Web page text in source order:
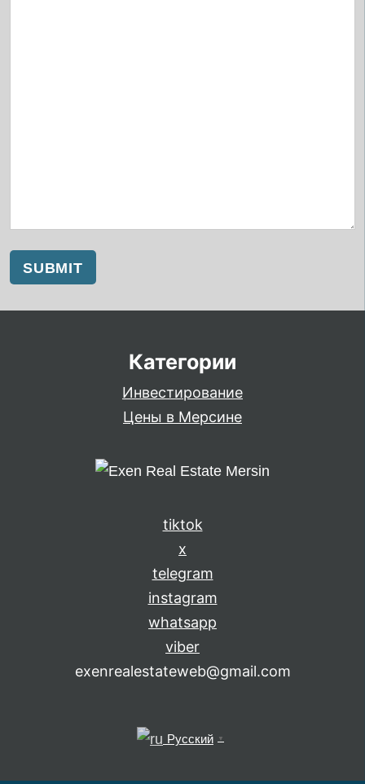
Категории
Инвестирование
Цены в Мерсине
tiktok
x
telegram
instagram
whatsapp
viber
exenrealestateweb@gmail.com
Русский ▼